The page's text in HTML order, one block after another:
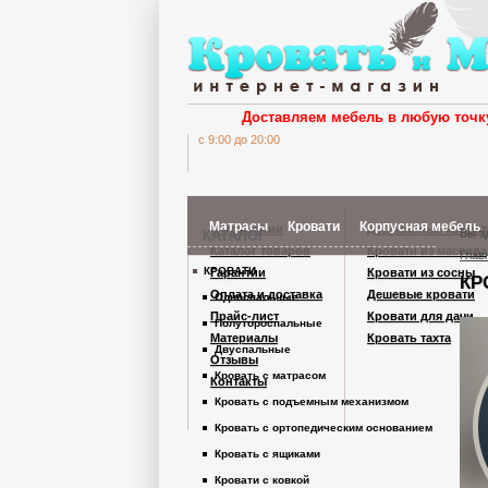
c 9:00 до 20:00
Доставляем мебель в любую
Матрасы Кровати Корпусная мебель
Шкафы Кардинал
Шкафы из дерева
Комоды
Вы
КАТАЛОГ
КРОВАТИ
Односпальные
Полутороспальные
Двуспальные
Кровать с матрасом
Кровать с подъемным механизмом
Кровать с ортопедическим основанием
Кровать с ящиками
Кровати с ковкой
О компании
Каталог товаров
Гарантии
Оплата и доставка
Прайс-лист
Материалы
Отзывы
Контакты
Деревянные
Кровати из массива
Кровати из сосны
Дешевые кровати
Кровати для дачи
Кровать тахта